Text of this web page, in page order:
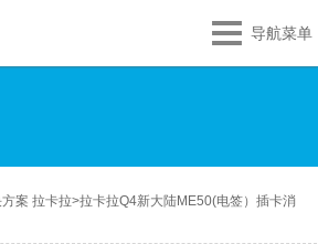
导航菜单
案 拉卡拉>拉卡拉Q4新大陆ME50(电签）插卡消